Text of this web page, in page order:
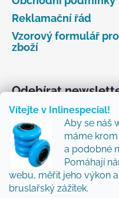
Vítejte v Inlinespecial!
Aby se náš
máme
a podobné
Pomáhají
webu, měřit jeho výkon
bruslařský zážitek.
Reklamační řád
Vzorový formulář
zboží
Odebírat
Vložte svůj e-mail a my
o nových produktech
Přidejte se k nám a my
novinky a tipy.
E-mail